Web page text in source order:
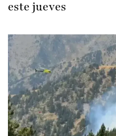
este jueves